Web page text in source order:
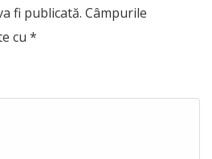
fi publicată. Câmpurile
cu *